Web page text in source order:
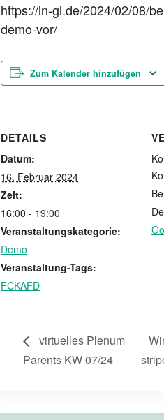
https://in-gl.de/2024/02/08/
demo-vor/
Zum Kalender hinzufügen
DETAILS
Datum:
16. Februar 2024
Zeit:
16:00 - 19:00
Veranstaltungskategorie:
Demo
Veranstaltung-Tags:
FCKAFD
virtuelles Plenum
Parents KW 07/24